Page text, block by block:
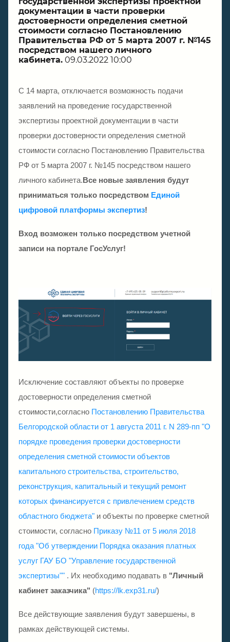
документации в части проверки
достоверности определения сметной
стоимости согласно Постановлению
Правительства РФ от 5 марта 2007 г. №145
посредством нашего личного
кабинета. 09.03.2022 10:00
С 14 марта, отключается возможность подачи
заявлений на проведение государственной
экспертизы проектной документации в части
проверки достоверности определения сметной
стоимости согласно Постановлению Правительства
РФ от 5 марта 2007 г. №145 посредством нашего
личного кабинета. Все новые заявления будут
приниматься только посредством Единой
цифровой платформы экспертиз!
Вход возможен только посредством учетной
записи на портале ГосУслуг!
Исключение составляют объекты по проверке
достоверности определения сметной
стоимости,согласно Постановлению Правительства
Белгородской области от 1 августа 2011 г. N 289-пп "О
порядке проведения проверки достоверности
определения сметной стоимости объектов
капитального строительства, строительство,
реконструкция, капитальный и текущий ремонт
которых финансируется с привлечением средств
областного бюджета" и объекты по проверке сметной
стоимости, согласно Приказу №11 от 5 июля 2018
года "Об утверждении Порядка оказания платных
услуг ГАУ БО "Управление государственной
экспертизы"" . Их необходимо подавать в "Личный
кабинет заказчика" (https://lk.exp31.ru/)
Все действующие заявления будут завершены, в
рамках действующей системы.